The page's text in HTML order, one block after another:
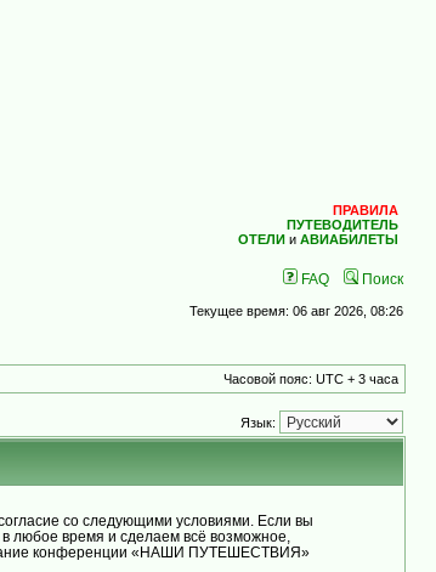
ПРАВИЛА
ПУТЕВОДИТЕЛЬ
ОТЕЛИ и АВИАБИЛЕТЫ
FAQ Поиск
Текущее время: 06 авг 2026, 08:26
Часовой пояс: UTC + 3 часа
Язык:
со следующими условиями. Если вы
время и сделаем всё возможное,
конференции «НАШИ ПУТЕШЕСТВИЯ»